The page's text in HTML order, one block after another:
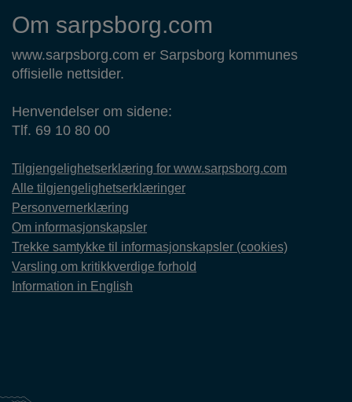
Om sarpsborg.com
www.sarpsborg.com er Sarpsborg kommunes
offisielle nettsider.
Henvendelser om sidene:
Tlf. 69 10 80 00
Tilgjengelighetserklæring for www.sarpsborg.com
Alle tilgjengelighetserklæringer
Personvernerklæring
Om informasjonskapsler
Trekke samtykke til informasjonskapsler (cookies)
Varsling om kritikkverdige forhold
Information in English